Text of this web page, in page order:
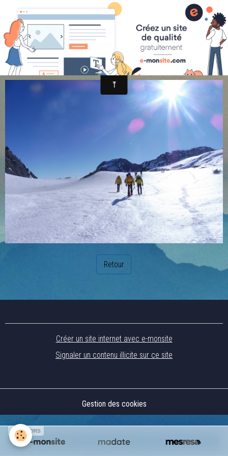
randonnée et découverte nature
P1020095
Retour
Créer un site internet avec e-monsite
Signaler un contenu illicite sur ce site
Gestion des cookies
SPONSORS